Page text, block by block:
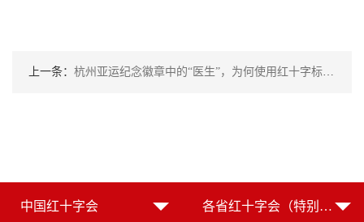
上一条： 杭州亚运纪念徽章中的“医生”，为何使用红十字标志？
中国红十字会 各省红十字会（特别行政区红十字会）